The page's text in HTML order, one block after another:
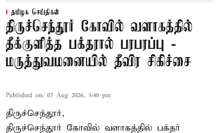
தமிழக செய்திகள்
திருச்செந்தூர் கோவில் வளாகத்தில்
தீக்குளித்த பக்தரால் பரபரப்பு -
மருத்துவமனையில் தீவிர சிகிச்சை
Published on: 07 Aug 2026, 3:40 pm
திருச்செந்தூர்,
திருச்செந்தூர் கோவில் வளாகத்தில் பக்தர்